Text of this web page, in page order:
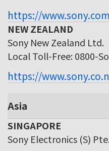
https://
NEW ZEALAND
Sony New Zealand Ltd.
Local Toll-Free: 0800-
https://
Asia
SINGAPORE
Sony Electronics (S)